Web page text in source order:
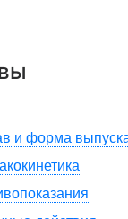
и форма